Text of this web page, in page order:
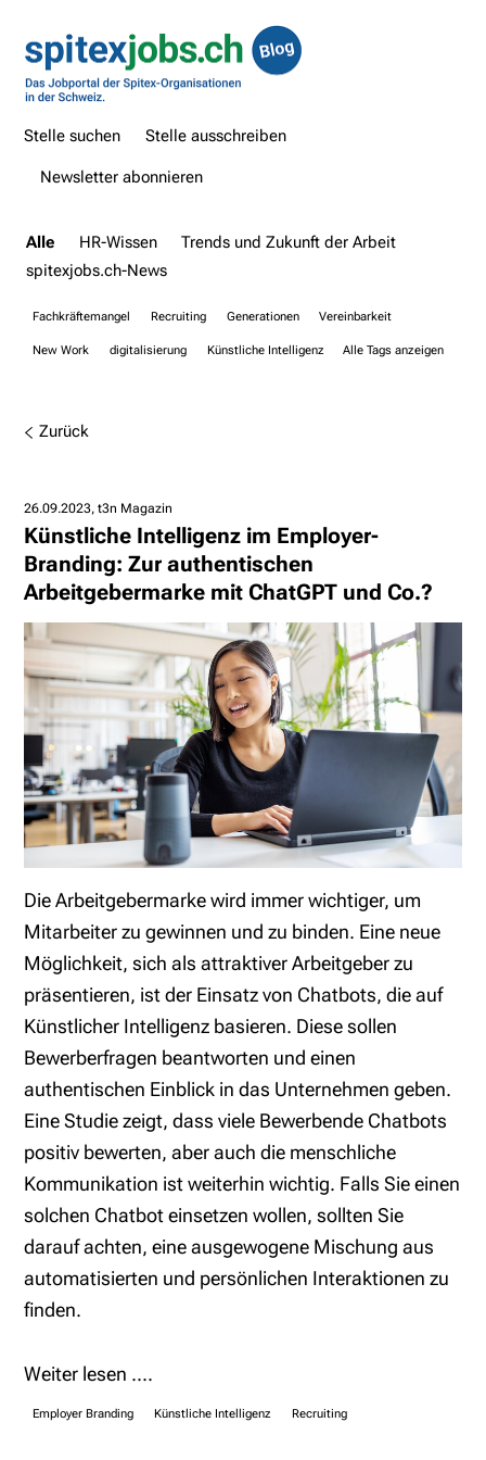
Stelle ausschreiben
Stelle suchen
Newsletter abonnieren
Alle HR-Wissen
Trends und Zukunft der Arbeit
spitexjobs.ch-News
Fachkräftemangel Recruiting Generationen Vereinbarkeit
New Work digitalisierung Künstliche Intelligenz Alle Tags anzeigen
Zurück
26.09.2023 t3n Magazin
Künstliche Intelligenz im Employer-
Branding: Zur authentischen
Arbeitgebermarke mit ChatGPT und Co.?
Die Arbeitgebermarke wird immer wichtiger, um
Mitarbeiter zu gewinnen und zu binden. Eine neue
Möglichkeit, sich als attraktiver Arbeitgeber zu
präsentieren, ist der Einsatz von Chatbots, die auf
Künstlicher Intelligenz basieren. Diese sollen
Bewerberfragen beantworten und einen
authentischen Einblick in das Unternehmen geben.
Eine Studie zeigt, dass viele Bewerbende Chatbots
positiv bewerten, aber auch die menschliche
Kommunikation ist weiterhin wichtig. Falls Sie einen
solchen Chatbot einsetzen wollen, sollten Sie
darauf achten, eine ausgewogene Mischung aus
automatisierten und persönlichen Interaktionen zu
finden.
Weiter lesen ....
Employer Branding Künstliche Intelligenz Recruiting